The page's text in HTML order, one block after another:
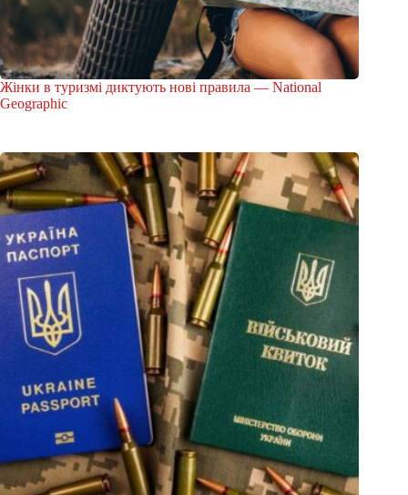
Жінки в туризмі диктують нові правила — National
Geographic